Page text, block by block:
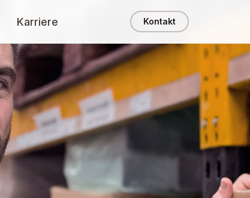
Karriere Kontakt